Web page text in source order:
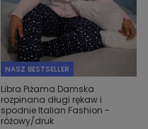
NASZ BESTSELLER
Libra Piżama Damska
rozpinana długi rękaw i
spodnie Italian Fashion -
różowy/druk